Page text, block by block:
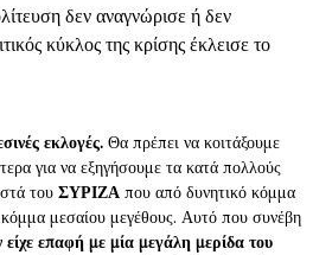
δεν αναγνώρισε ή δεν
κύκλος της κρίσης έκλεισε το
εκλογές. Θα πρέπει να κοιτάξουμε
για να εξηγήσουμε τα κατά πολλούς
του ΣΥΡΙΖΑ που από δυνητικό κόμμα
κόμμα μεσαίου μεγέθους. Αυτό που συνέβη
είχε επαφή με μία μεγάλη μερίδα του